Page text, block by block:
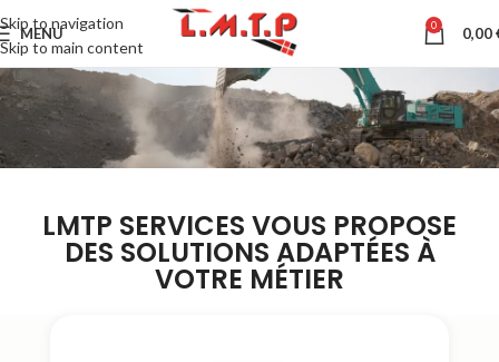
Skip to navigation
Skip to main content
MENU 0 0,00
LMTP SERVICES VOUS PROPOSE
DES SOLUTIONS ADAPTÉES À
VOTRE MÉTIER